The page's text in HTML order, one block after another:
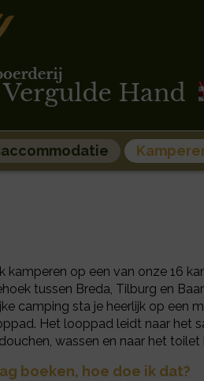
kamperen op een van onze 16
tussen Breda, Tilburg en
camping sta je heerlijk op een
Het looppad leidt naar het
wassen en naar het toilet
boeken, hoe doe ik dat?